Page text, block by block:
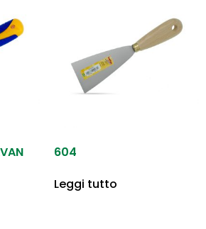
604
Leggi tutto